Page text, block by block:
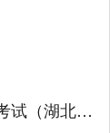
2023年下半年全国大学英语四、六级考试（湖北考区）笔试考前温馨提示